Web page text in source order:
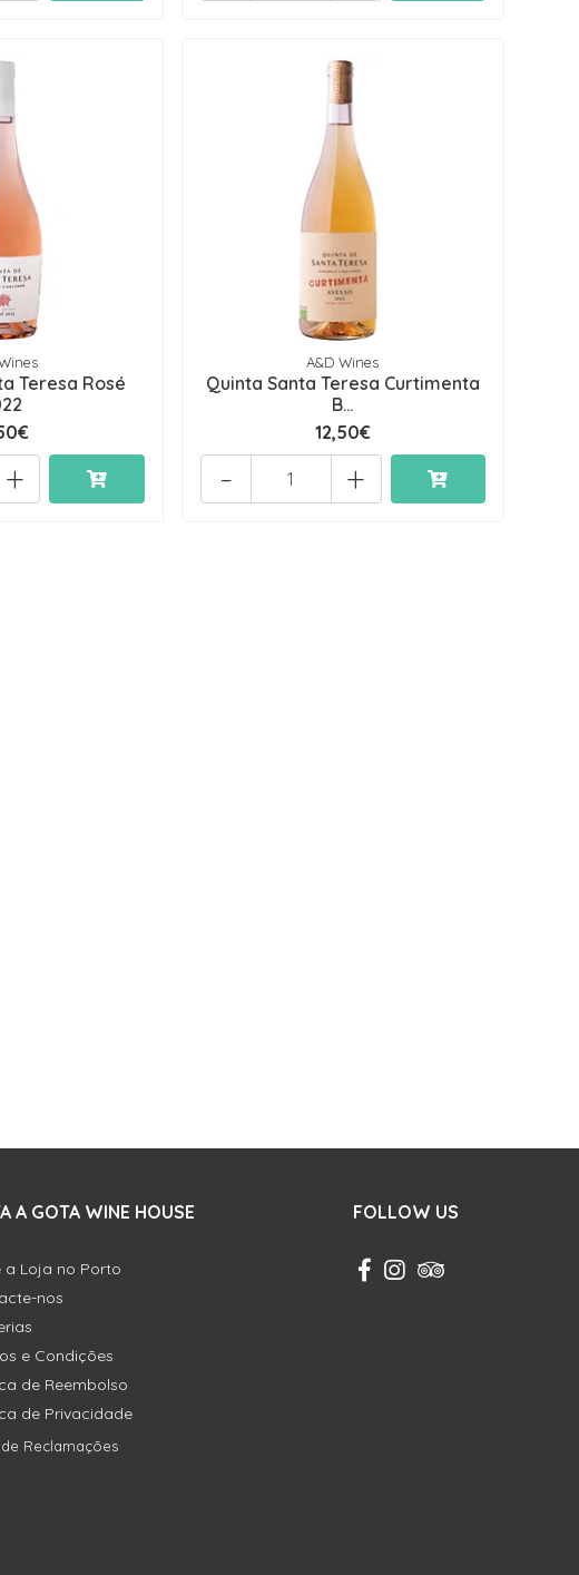
Teresa Rosé
+
A&D Wines
Quinta Santa Teresa Curtimenta
B...
12,50€
+
-
A GOTA WINE HOUSE
a Loja no Porto
nos
e Condições
de Reembolso
de Privacidade
Reclamações
FOLLOW US